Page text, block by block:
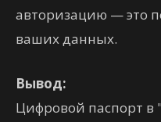
авторизацию — это
ваших данных.
Вывод:
Цифровой паспорт в